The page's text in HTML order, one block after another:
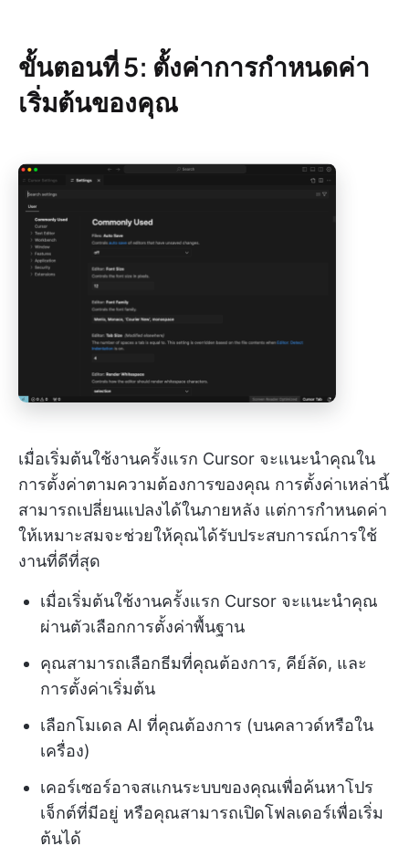
ขั้นตอนที่ 5: ตั้งค่าการกำหนดค่า
เริ่มต้นของคุณ
เมื่อเริ่มต้นใช้งานครั้งแรก Cursor จะแนะนำคุณใน
การตั้งค่าตามความต้องการของคุณ การตั้งค่าเหล่านี้
สามารถเปลี่ยนแปลงได้ในภายหลัง แต่การกำหนดค่า
ให้เหมาะสมจะช่วยให้คุณได้รับประสบการณ์การใช้
งานที่ดีที่สุด
เมื่อเริ่มต้นใช้งานครั้งแรก Cursor จะแนะนำคุณ
ผ่านตัวเลือกการตั้งค่าพื้นฐาน
คุณสามารถเลือกธีมที่คุณต้องการ, คีย์ลัด, และ
การตั้งค่าเริ่มต้น
เลือกโมเดล AI ที่คุณต้องการ (บนคลาวด์หรือใน
เครื่อง)
เคอร์เซอร์อาจสแกนระบบของคุณเพื่อค้นหาโปร
เจ็กต์ที่มีอยู่ หรือคุณสามารถเปิดโฟลเดอร์เพื่อเริ่ม
ต้นได้